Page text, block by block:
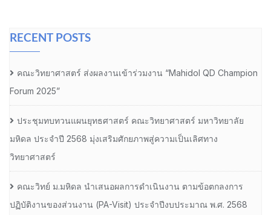
RECENT POSTS
คณะวิทยาศาสตร์ ส่งผลงานเข้าร่วมงาน “Mahidol QD Champion
Forum 2025”
ประชุมทบทวนแผนยุทธศาสตร์ คณะวิทยาศาสตร์ มหาวิทยาลัย
มหิดล ประจำปี 2568 มุ่งเสริมศักยภาพสู่ความเป็นเลิศทาง
วิทยาศาสตร์
คณะวิทย์ ม.มหิดล นำเสนอผลการดำเนินงาน ตามข้อตกลงการ
ปฏิบัติงานของส่วนงาน (PA-Visit) ประจำปีงบประมาณ พ.ศ. 2568